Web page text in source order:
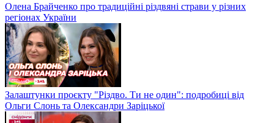
Олена Брайченко про традиційні різдвяні страви у різних
регіонах України
Залаштунки проєкту "Різдво. Ти не один": подробиці від
Ольги Слонь та Олександри Заріцької